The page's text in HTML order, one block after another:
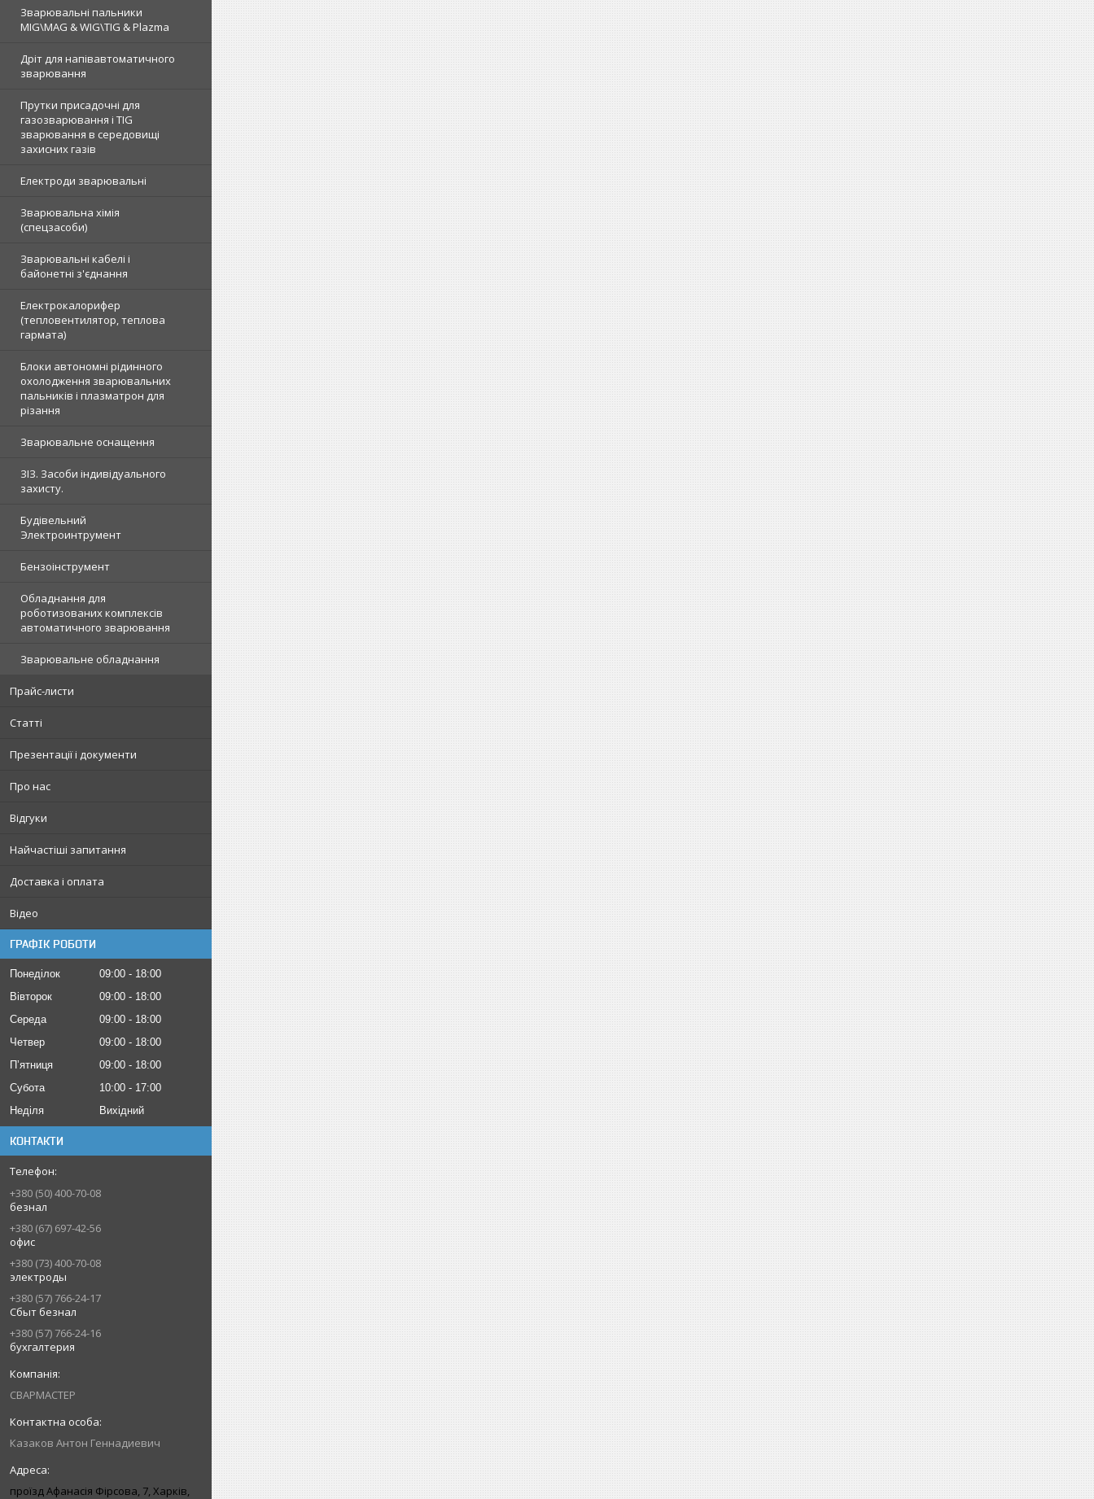
Зварювальні пальники
MIG\MAG & WIG\TIG & Plazma
Дріт для напівавтоматичного
зварювання
Прутки присадочні для
газозварювання і TIG
зварювання в середовищі
захисних газів
Електроди зварювальні
Зварювальна хімія
(спецзасоби)
Зварювальні кабелі і
байонетні з'єднання
Електрокалорифер
(тепловентилятор, теплова
гармата)
Блоки автономні рідинного
охолодження зварювальних
пальників і плазматрон для
різання
Зварювальне оснащення
ЗІЗ. Засоби індивідуального
захисту.
Будівельний
Электроинтрумент
Бензоінструмент
Обладнання для
роботизованих комплексів
автоматичного зварювання
Зварювальне обладнання
Прайс-листи
Статті
Презентації і документи
Про нас
Відгуки
Найчастіші запитання
Доставка і оплата
Відео
ГРАФІК РОБОТИ
Понеділок 09:00
18:00
Вівторок
09:00
18:00
Середа
09:00
18:00
Четвер
09:00
18:00
Пʼятниця
09:00
18:00
Субота
10:00
17:00
Неділя
Вихідний
КОНТАКТИ
+380 (50) 400-70-08
безнал
+380 (67) 697-42-56
офис
+380 (73) 400-70-08
электроды
+380 (57) 766-24-17
Сбыт безнал
+380 (57) 766-24-16
бухгалтерия
СВАРМАСТЕР
Казаков Антон Геннадиевич
проїзд Афанасія Фірсова, 7, Харків,